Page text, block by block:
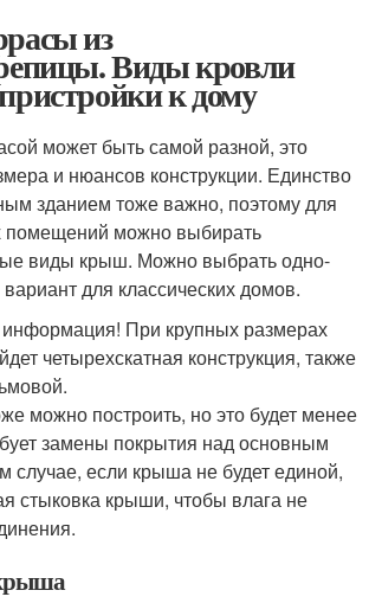
из
Виды кровли
к дому
может быть самой разной, это
и нюансов конструкции. Единство
зданием тоже важно, поэтому для
помещений можно выбирать
виды крыш. Можно выбрать одно-
для классических домов.
При крупных размерах
четырехскатная конструкция, также
можно построить, но это будет менее
замены покрытия над основным
случае, если крыша не будет единой,
стыковка крыши, чтобы влага не